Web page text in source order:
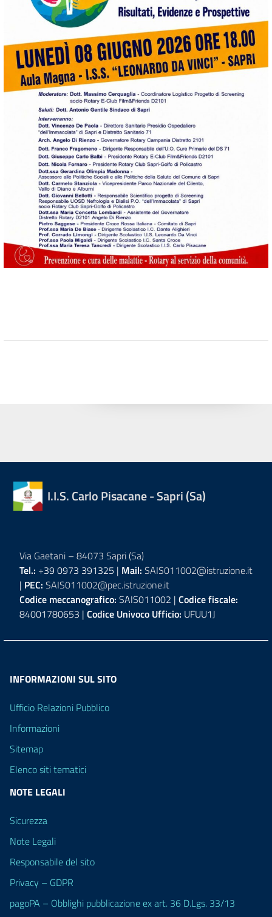
I.I.S. Carlo Pisacane - Sapri (Sa)
Via Gaetani – 84073 Sapri (Sa)
Tel.: +39 0973 391325 | Mail: SAIS011002@istruzione.it
| PEC: SAIS011002@pec.istruzione.it
Codice meccanografico: SAIS011002 | Codice fiscale:
84001780653 | Codice Univoco Ufficio: UFUU1J
INFORMAZIONI SUL SITO
Ufficio Relazioni Pubblico
Informazioni
Sitemap
Elenco siti tematici
NOTE LEGALI
Sicurezza
Note Legali
Responsabile del sito
Privacy – GDPR
pagoPA – Obblighi pubblicazione ex art. 36 D.Lgs. 33/13